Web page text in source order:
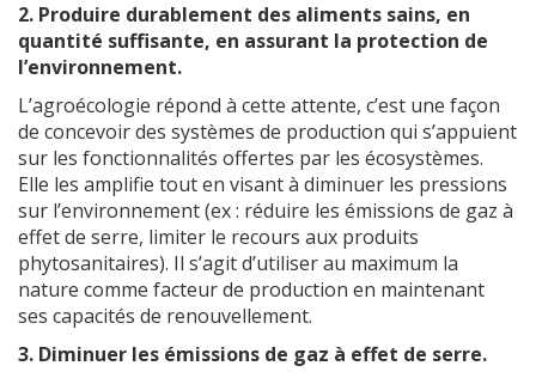
2. Produire durablement des aliments sains, en
quantité suffisante, en assurant la protection de
l’environnement.
L’agroécologie répond à cette attente, c’est une façon
de concevoir des systèmes de production qui s’appuient
sur les fonctionnalités offertes par les écosystèmes.
Elle les amplifie tout en visant à diminuer les pressions
sur l’environnement (ex : réduire les émissions de gaz à
effet de serre, limiter le recours aux produits
phytosanitaires). Il s’agit d’utiliser au maximum la
nature comme facteur de production en maintenant
ses capacités de renouvellement.
3. Diminuer les émissions de gaz à effet de serre.